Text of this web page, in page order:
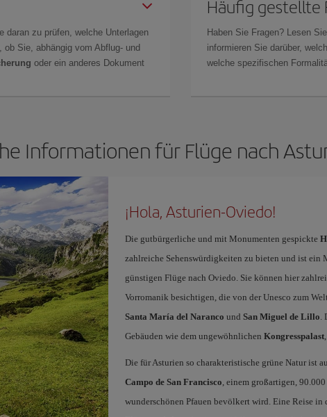
daran zu prüfen, welche Unterlagen
Sie, abhängig vom Abflug- und
oder ein anderes Dokument
Häufig gestellte
Haben Sie Fragen? Lesen
informieren Sie darüber,
welche spezifischen
Informationen für Flüge nach
¡Hola, Asturien-Oviedo!
Die gutbürgerliche und mit Monumenten gespickte
zahlreiche Sehenswürdigkeiten zu bieten und ist ein
günstigen Flüge nach Oviedo. Sie können hier
Vorromanik besichtigen, die von der Unesco zum
Santa María del Naranco und San Miguel de Lillo
Gebäuden wie dem ungewöhnlichen Kongresspalast
Die für Asturien so charakteristische grüne Natur ist
Campo de San Francisco , einem großartigen,
wunderschönen Pfauen bevölkert wird. Eine Reise in